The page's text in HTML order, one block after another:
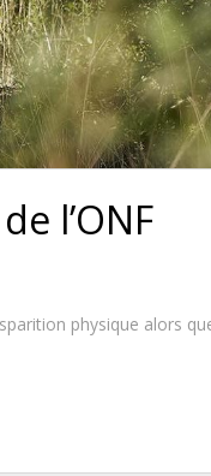
l’ONF
physique alors